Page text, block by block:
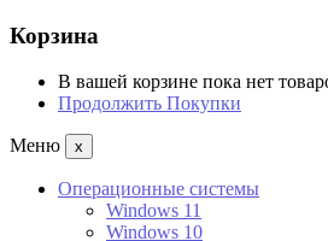
Корзина
В вашей корзине пока нет
Продолжить Покупки
Меню x
Операционные системы
Windows 11
Windows 10